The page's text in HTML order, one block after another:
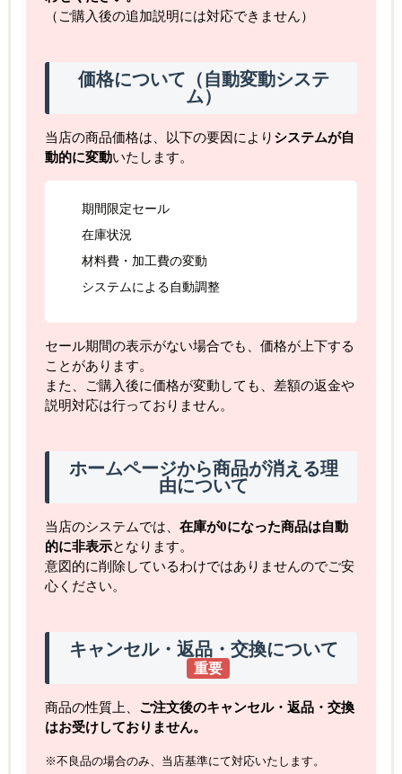
（ご購入後の追加説明には対応できません）
価格について（自動変動システ
ム）
当店の商品価格は、以下の要因により システムが自
動的に変動いたします。
期間限定セール
在庫状況
材料費・加工費の変動
システムによる自動調整
セール期間の表示がない場合でも、価格が上下する
ことがあります。
また、ご購入後に価格が変動しても、差額の返金や
説明対応は行っておりません。
ホームページから商品が消える理
由について
当店のシステムでは、 在庫が0になった商品は自動
的に非表示となります。
意図的に削除しているわけではありませんのでご安
心ください。
キャンセル・返品・交換について
重要
商品の性質上、 ご注文後のキャンセル・返品・交換
はお受けしておりません。
※不良品の場合のみ、当店基準にて対応いたします。